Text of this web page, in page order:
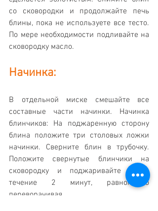
со сковородки и продолжайте печь
блины, пока не используете все тесто.
По мере необходимости подливайте на
сковородку масло.
Начинка:
В отдельной миске смешайте все
составные части начинки. Начинка
блинчиков: На поджаренную сторону
блина положите три столовых ложки
начинки. Сверните блин в трубочку.
Положите свернутые блинчики на
сковородку и поджаривайте их в
течение 2 минут, равномерно
переворачивая.